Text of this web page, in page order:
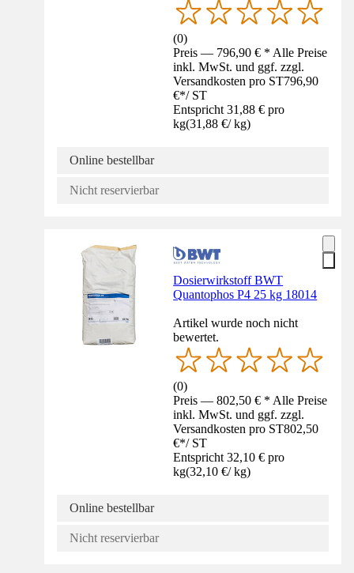
(0)
Preis — 796,90 € * Alle Preise
inkl. MwSt. und ggf. zzgl.
Versandkosten pro ST796,90
€*/ ST
Entspricht 31,88 € pro
kg(31,88 €/ kg)
Online bestellbar
Nicht reservierbar
Dosierwirkstoff BWT
Quantophos P4 25 kg 18014
Artikel wurde noch nicht
bewertet.
(0)
Preis — 802,50 € * Alle Preise
inkl. MwSt. und ggf. zzgl.
Versandkosten pro ST802,50
€*/ ST
Entspricht 32,10 € pro
kg(32,10 €/ kg)
Online bestellbar
Nicht reservierbar